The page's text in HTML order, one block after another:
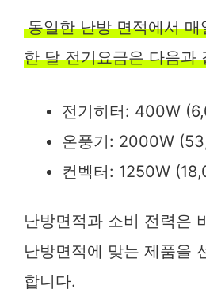
동일한 난방 면적에서
한 달 전기요금은 다음과
전기히터: 400W
온풍기: 2000W
컨벡터: 1250W
난방면적과 소비 전력은
난방면적에 맞는 제품을
합니다.